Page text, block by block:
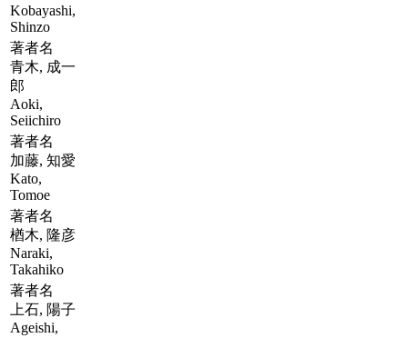
Kobayashi,
Shinzo
著者名
青木, 成一
郎
Aoki,
Seiichiro
著者名
加藤, 知愛
Kato,
Tomoe
著者名
楢木, 隆彦
Naraki,
Takahiko
著者名
上石, 陽子
Ageishi,